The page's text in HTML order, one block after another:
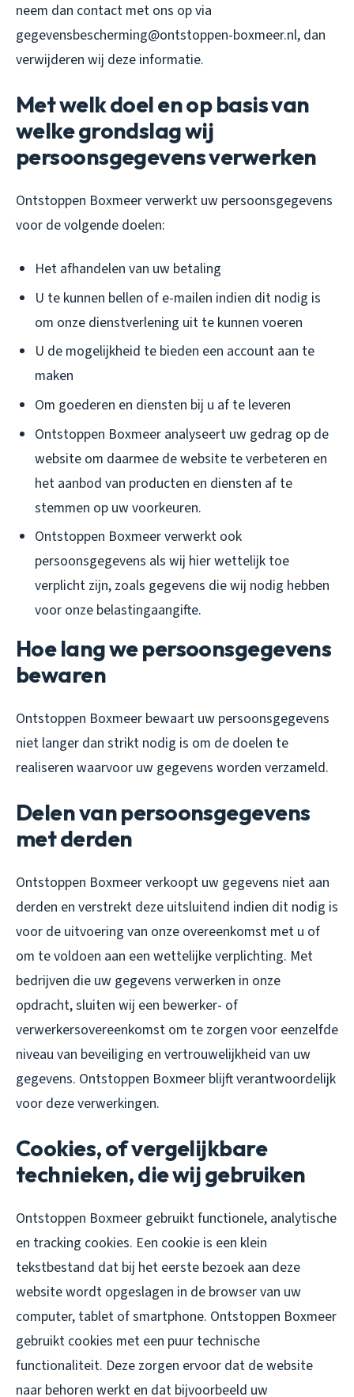
neem dan contact met ons op via
gegevensbescherming@ontstoppen-boxmeer.nl, dan
verwijderen wij deze informatie.
Met welk doel en op basis van
welke grondslag wij
persoonsgegevens verwerken
Ontstoppen Boxmeer verwerkt uw persoonsgegevens
voor de volgende doelen:
Het afhandelen van uw betaling
U te kunnen bellen of e-mailen indien dit nodig is
om onze dienstverlening uit te kunnen voeren
U de mogelijkheid te bieden een account aan te
maken
Om goederen en diensten bij u af te leveren
Ontstoppen Boxmeer analyseert uw gedrag op de
website om daarmee de website te verbeteren en
het aanbod van producten en diensten af te
stemmen op uw voorkeuren.
Ontstoppen Boxmeer verwerkt ook
persoonsgegevens als wij hier wettelijk toe
verplicht zijn, zoals gegevens die wij nodig hebben
voor onze belastingaangifte.
Hoe lang we persoonsgegevens
bewaren
Ontstoppen Boxmeer bewaart uw persoonsgegevens
niet langer dan strikt nodig is om de doelen te
realiseren waarvoor uw gegevens worden verzameld.
Delen van persoonsgegevens
met derden
Ontstoppen Boxmeer verkoopt uw gegevens niet aan
derden en verstrekt deze uitsluitend indien dit nodig is
voor de uitvoering van onze overeenkomst met u of
om te voldoen aan een wettelijke verplichting. Met
bedrijven die uw gegevens verwerken in onze
opdracht, sluiten wij een bewerker- of
verwerkersovereenkomst om te zorgen voor eenzelfde
niveau van beveiliging en vertrouwelijkheid van uw
gegevens. Ontstoppen Boxmeer blijft verantwoordelijk
voor deze verwerkingen.
Cookies, of vergelijkbare
technieken, die wij gebruiken
Ontstoppen Boxmeer gebruikt functionele, analytische
en tracking cookies. Een cookie is een klein
tekstbestand dat bij het eerste bezoek aan deze
website wordt opgeslagen in de browser van uw
computer, tablet of smartphone. Ontstoppen Boxmeer
gebruikt cookies met een puur technische
functionaliteit. Deze zorgen ervoor dat de website
naar behoren werkt en dat bijvoorbeeld uw